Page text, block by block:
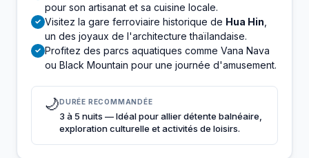
pour son artisanat et sa cuisine locale.
✓ Visitez la gare ferroviaire historique de Hua Hin
un des joyaux de l'architecture thaïlandaise.
✓ Profitez des parcs aquatiques comme Vana Nava
ou Black Mountain pour une journée d'amusement.
🌙DURÉE RECOMMANDÉE
3 à 5 nuits — Idéal pour allier détente balnéaire,
exploration culturelle et activités de loisirs.